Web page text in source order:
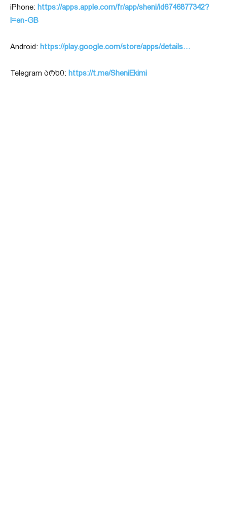
iPhone: https://apps.apple.com/fr/app/sheni/id6746877342?
l=en-GB
Android: https://play.google.com/store/apps/details…
Telegram არხი: https://t.me/SheniEkimi